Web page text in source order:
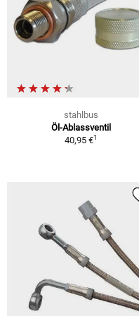
stahlbus
Öl-Ablassventil
40,95 €1